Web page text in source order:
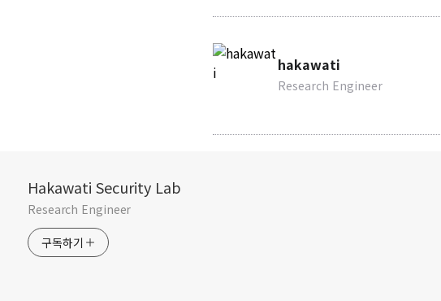
hakawati
Research Engineer
Hakawati Security Lab
Research Engineer
구독하기